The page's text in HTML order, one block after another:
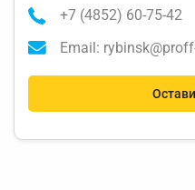
+7 (4852) 60-75-42
Email: